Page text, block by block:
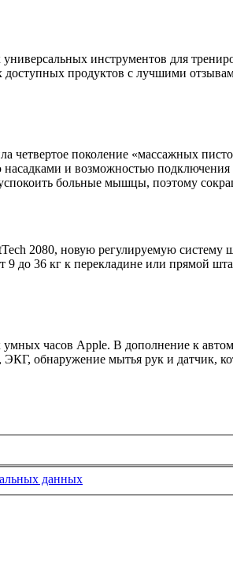
инструмен­тов для
доступных продуктов с лучшими
четвертое поколение «массажных
и возможностью
больные мышцы, поэтому
2080, новую регулируемую
до 36 кг к перекладине или прямой
часов Apple. В дополнение к
ЭКГ, обнаружение мытья рук и датчик,
данных